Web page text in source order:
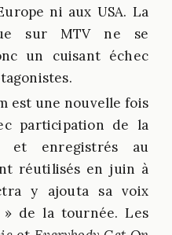
ni aux USA. La
sur MTV ne se
un cuisant échec
est une nouvelle fois
participation de la
et enregistrés au
réutilisés en juin à
y ajouta sa voix
de la tournée. Les